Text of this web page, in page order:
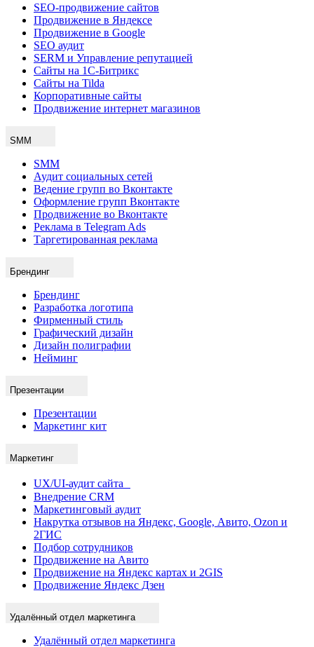
SEO-продвижение сайтов
Продвижение в Яндексе
Продвижение в Google
SEO аудит
SERM и Управление репутацией
Сайты на 1С-Битрикс
Сайты на Tilda
Корпоративные сайты
Продвижение интернет магазинов
SMM
SMM
Аудит социальных сетей
Ведение групп во Вконтакте
Оформление групп Вконтакте
Продвижение во Вконтакте
Реклама в Telegram Ads
Таргетированная реклама
Брендинг
Брендинг
Разработка логотипа
Фирменный стиль
Графический дизайн
Дизайн полиграфии
Нейминг
Презентации
Презентации
Маркетинг кит
Маркетинг
UX/UI-аудит сайта
Внедрение CRM
Маркетинговый аудит
Накрутка отзывов на Яндекс, Google, Авито, Ozon и
2ГИС
Подбор сотрудников
Продвижение на Авито
Продвижение на Яндекс картах и 2GIS
Продвижение Яндекс Дзен
Удалённый отдел маркетинга
Удалённый отдел маркетинга